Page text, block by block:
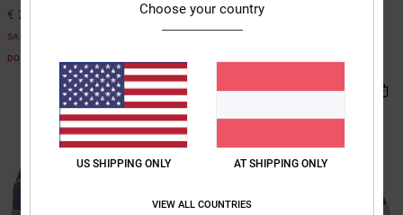
€ 20,62
SALE
DOPPELTER RABATT EXTRA 25 %
Choose your country
US SHIPPING ONLY AT SHIPPING ONLY
VIEW ALL COUNTRIES